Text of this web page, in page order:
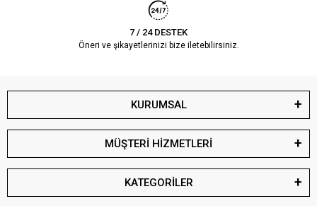
7 / 24 DESTEK
Öneri ve şikayetlerinizi bize iletebilirsiniz.
KURUMSAL
MÜŞTERİ HİZMETLERİ
KATEGORİLER